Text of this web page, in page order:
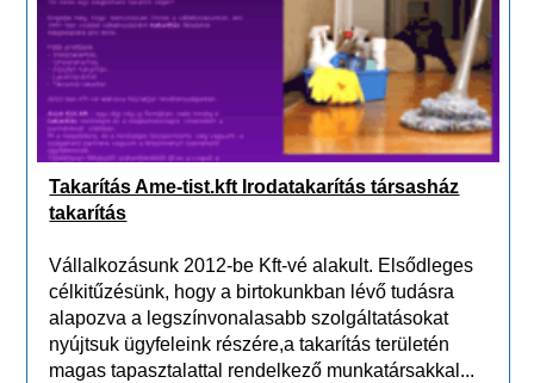
Takarítás Ame-tist.kft Irodatakarítás társasház
takarítás
Vállalkozásunk 2012-be Kft-vé alakult. Elsődleges
célkitűzésünk, hogy a birtokunkban lévő tudásra
alapozva a legszínvonalasabb szolgáltatásokat
nyújtsuk ügyfeleink részére,a takarítás területén
magas tapasztalattal rendelkező munkatársakkal...